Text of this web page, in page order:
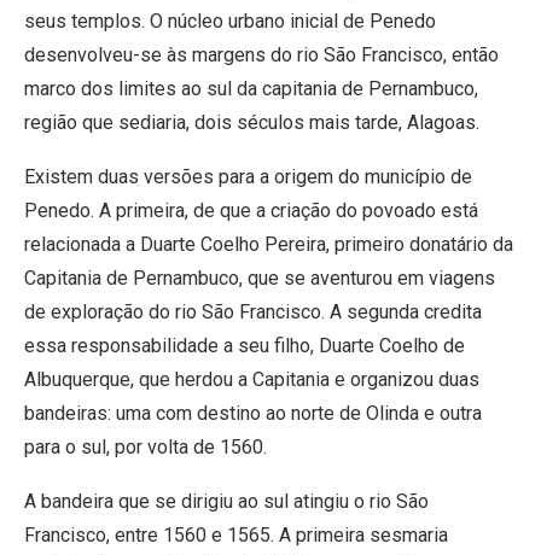
seus templos. O núcleo urbano inicial de Penedo
desenvolveu-se às margens do rio São Francisco, então
marco dos limites ao sul da capitania de Pernambuco,
região que sediaria, dois séculos mais tarde, Alagoas.
Existem duas versões para a origem do município de
Penedo. A primeira, de que a criação do povoado está
relacionada a Duarte Coelho Pereira, primeiro donatário da
Capitania de Pernambuco, que se aventurou em viagens
de exploração do rio São Francisco. A segunda credita
essa responsabilidade a seu filho, Duarte Coelho de
Albuquerque, que herdou a Capitania e organizou duas
bandeiras: uma com destino ao norte de Olinda e outra
para o sul, por volta de 1560.
A bandeira que se dirigiu ao sul atingiu o rio São
Francisco, entre 1560 e 1565. A primeira sesmaria